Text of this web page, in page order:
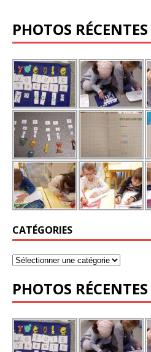
PHOTOS RÉCENTES
CATÉGORIES
PHOTOS RÉCENTES